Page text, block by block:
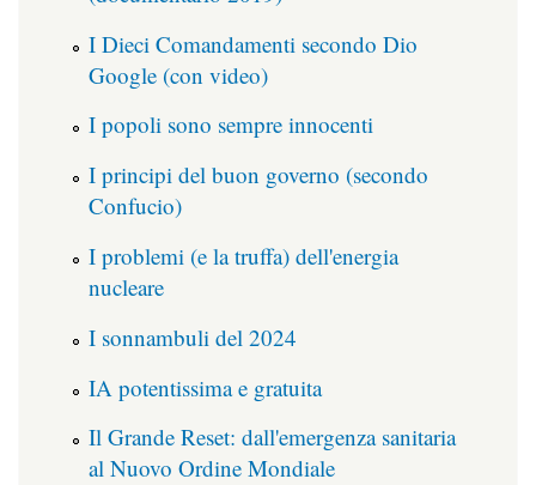
I Dieci Comandamenti secondo Dio
Google (con video)
I popoli sono sempre innocenti
I principi del buon governo (secondo
Confucio)
I problemi (e la truffa) dell'energia
nucleare
I sonnambuli del 2024
IA potentissima e gratuita
Il Grande Reset: dall'emergenza sanitaria
al Nuovo Ordine Mondiale